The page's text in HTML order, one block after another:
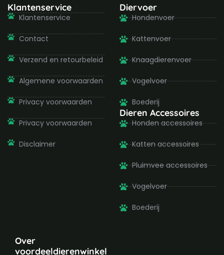
o g
t
e
r
u
b
e
Klantenservice
Klantenservice
Contact
Verzend en retourbeleid
Algemene voorwaarden
Privacy voorwaarden
Privacy voorwaarden
Disclaimer
Diervoer
Hondenvoer
Kattenvoer
Knaagdierenvoer
Vogelvoer
Boederij
Dieren Accessoires
Honden accessoires
Katten accessoires
Pluimvee accessoires
Vogelvoer
Boederij
Over
voordeeldierenwinkel